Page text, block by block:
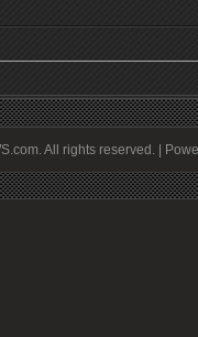
All rights reserved. |